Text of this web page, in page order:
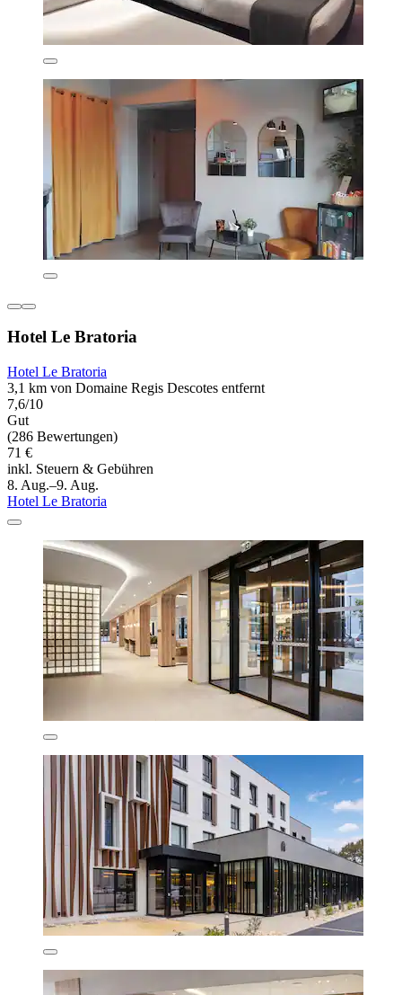
Hotel Le Bratoria
Hotel Le Bratoria
3,1 km von Domaine Regis Descotes entfernt
7,6/10
Gut
(286 Bewertungen)
71 €
inkl. Steuern & Gebühren
8. Aug.–9. Aug.
Hotel Le Bratoria